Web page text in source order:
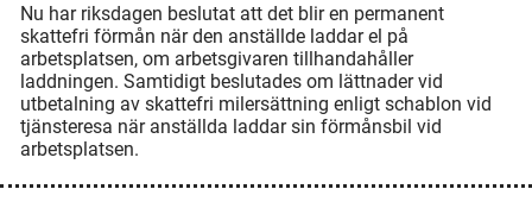
Nu har riksdagen beslutat att det blir en permanent
skattefri förmån när den anställde laddar el på
arbetsplatsen, om arbetsgivaren tillhandahåller
laddningen. Samtidigt beslutades om lättnader vid
utbetalning av skattefri milersättning enligt schablon vid
tjänsteresa när anställda laddar sin förmånsbil vid
arbetsplatsen.